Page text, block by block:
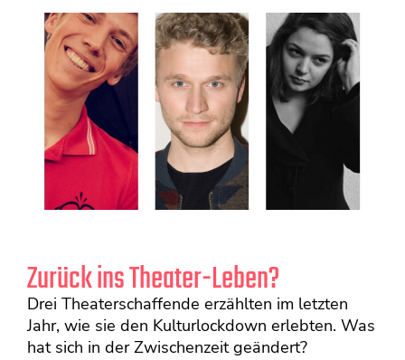
Zurück ins Theater-Leben?
Drei Theaterschaffende erzählten im letzten
Jahr, wie sie den Kulturlockdown erlebten. Was
hat sich in der Zwischenzeit geändert?